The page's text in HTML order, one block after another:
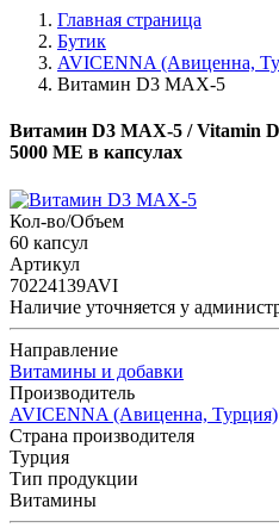
Главная страница
Бутик
AVICENNA (Авиценна,
Витамин D3 MAX-5
Витамин D3 MAX-5 / Vitamin
5000 МЕ в капсулах
Кол-во/Объем
60 капсул
Артикул
70224139AVI
Наличие уточняется у
Направление
Витамины и добавки
Производитель
AVICENNA (Авиценна, Турция)
Страна производителя
Турция
Тип продукции
Витамины